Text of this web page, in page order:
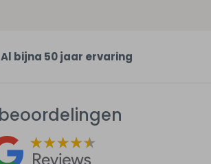
Al bijna 50 jaar ervaring